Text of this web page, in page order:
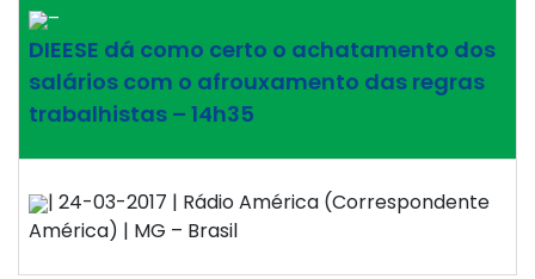
–
DIEESE dá como certo o achatamento dos
salários com o afrouxamento das regras
trabalhistas – 14h35
| 24-03-2017 | Rádio América (Correspondente
América) | MG – Brasil